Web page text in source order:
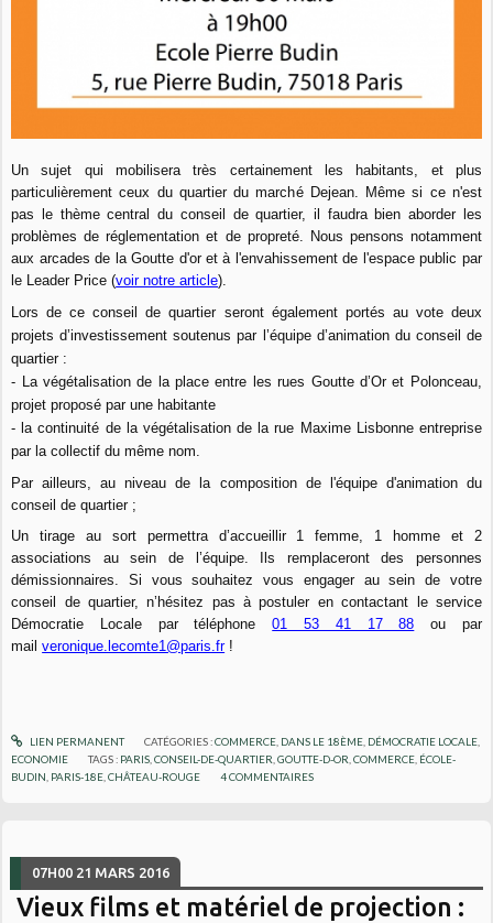
Un sujet qui mobilisera très certainement les habitants, et plus
particulièrement ceux du quartier du marché Dejean. Même si ce n'est
pas le thème central du conseil de quartier, il faudra bien aborder les
problèmes de réglementation et de propreté. Nous pensons notamment
aux arcades de la Goutte d'or et à l'envahissement de l'espace public par
le Leader Price (voir notre article).
Lors de ce conseil de quartier seront également portés au vote deux
projets d’investissement soutenus par l’équipe d’animation du conseil de
quartier :
- La végétalisation de la place entre les rues Goutte d’Or et Polonceau,
projet proposé par une habitante
- la continuité de la végétalisation de la rue Maxime Lisbonne entreprise
par la collectif du même nom.
Par ailleurs, au niveau de la composition de l'équipe d'animation du
conseil de quartier ;
Un tirage au sort permettra d’accueillir 1 femme, 1 homme et 2
associations au sein de l’équipe. Ils remplaceront des personnes
démissionnaires. Si vous souhaitez vous engager au sein de votre
conseil de quartier, n’hésitez pas à postuler en contactant le service
Démocratie Locale par téléphone01 53 41 17 88 ou par
mailveronique.lecomte1@paris.fr!
LIEN PERMANENT CATÉGORIES :COMMERCE, DANS LE 18ÈME, DÉMOCRATIE LOCALE,
ECONOMIE
TAGS : PARIS ,CONSEIL-DE-QUARTIER ,GOUTTE-D-OR ,COMMERCE ÉCOLE-
BUDIN PARIS-18E ,CHÂTEAU-ROUGE 4COMMENTAIRES
07H00 21 MARS 2016
Vieux films et matériel de projection :